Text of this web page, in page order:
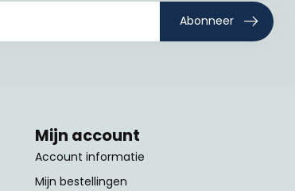
Abonneer
Mijn account
Account informatie
Mijn bestellingen